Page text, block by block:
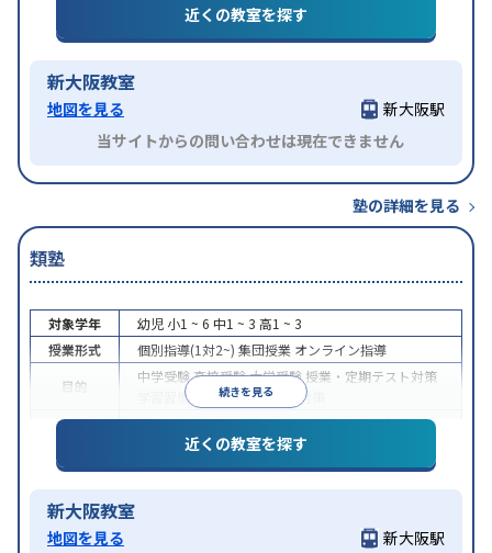
中高一貫校生に対応授業の振替可能
ブレットを利用オンライン対応1科目から受講可能
近くの教室を探す
新大阪教室
地図を見る
新大阪駅
当サイトからの問い合わせは現在できません
塾の詳細を見る
類塾
続きを見る
対象学年 幼児 小1 ~ 6 中1 ~ 3 高1 ~ 3
授業形式
個別指導(1対2~) 集団授業 オンライン指導
目的
中学受験高校受験大学受験 授業・定期テスト対策
学習習慣の定着科目別特化対策
授業の振替可能学習にPC・タブレットを利用オン
ライン対応1科目から受講可能
近くの教室を探す
新大阪教室
地図を見る 新大阪駅